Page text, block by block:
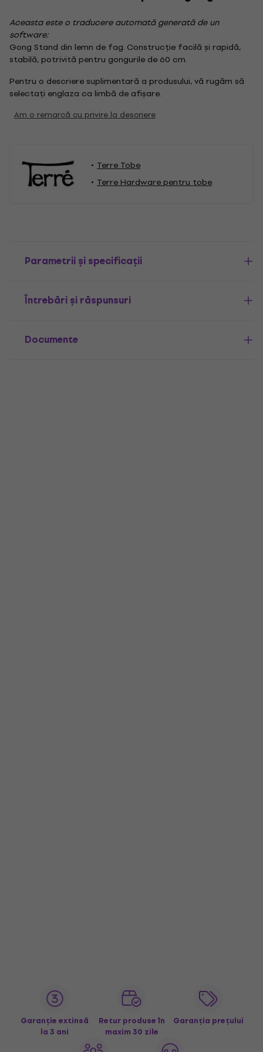
Aceasta este o traducere automată generată de un
software:
Gong Stand din lemn de fag. Construcție facilă și rapidă,
stabilă, potrivită pentru gongurile de 60 cm.
Pentru o descriere suplimentară a produsului, vă rugăm să
selectați englaza ca limbă de afișare.
Am o remarcă cu privire la descriere
Terre Tobe
Terre Hardware pentru tobe
Parametrii și specificații
Întrebări și răspunsuri
Documente
Garanție extinsă
la 3 ani
Retur produse în
maxim 30 zile
Garanția prețului